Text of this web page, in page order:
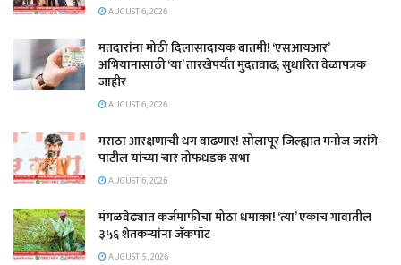
AUGUST 6, 2026
मतदारांना मोठी दिलासादायक बातमी! ‘एसआयआर’
अभियानासाठी ‘या’ तारखेपर्यंत मुदतवाढ; सुधारित वेळापत्रक
जाहीर
AUGUST 6, 2026
मराठा आरक्षणाची धग वाढणार! सोलापूर जिल्ह्यात मनोज जरांगे-
पाटील यांच्या चार तोफधडक सभा
AUGUST 6, 2026
मंगळवेढ्यात कर्जमाफीचा मोठा धमाका! ‘त्या’ एकाच गावातील
३५६ शेतकऱ्यांना जॅकपॉट
AUGUST 5, 2026